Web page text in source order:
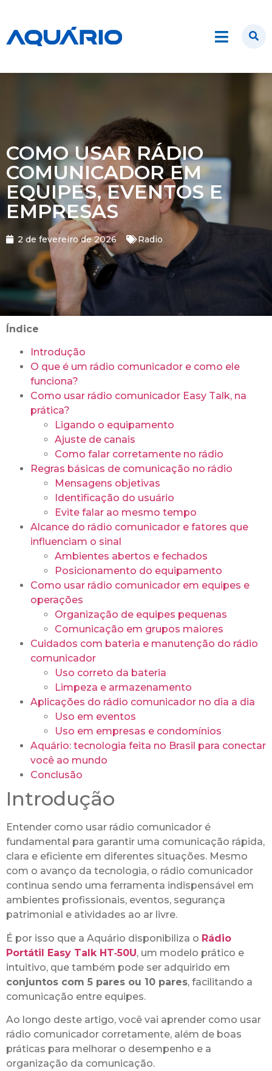
COMO USAR RÁDIO
COMUNICADOR EM
EQUIPES, EVENTOS E
EMPRESAS
2 de fevereiro de 2026 Radio
Índice
Introdução
O que é um rádio comunicador e como ele
funciona?
Como usar rádio comunicador Easy Talk, na
prática?
Ligando o equipamento
Ajuste de canais
Como falar corretamente no rádio
Regras básicas de comunicação no rádio
Mensagens objetivas
Identificação do usuário
Evite falar ao mesmo tempo
Alcance do rádio comunicador e fatores que
influenciam o sinal
Ambientes abertos e fechados
Posicionamento do equipamento
Como usar rádio comunicador em equipes e
operações
Organização de equipes pequenas
Comunicação em grupos maiores
Cuidados com bateria e manutenção do rádio
comunicador
Uso correto da bateria
Limpeza e armazenamento
Aplicações do rádio comunicador no dia a dia
Uso em eventos
Uso em empresas e condomínios
Aquário: tecnologia feita no Brasil para conectar
você ao mundo
Conclusão
Introdução
Entender como usar rádio comunicador é
fundamental para garantir uma comunicação rápida,
clara e eficiente em diferentes situações. Mesmo
com o avanço da tecnologia, o rádio comunicador
continua sendo uma ferramenta indispensável em
ambientes profissionais, eventos, segurança
patrimonial e atividades ao ar livre.
É por isso que a Aquário disponibiliza o Rádio
Portátil Easy Talk HT‑50U, um modelo prático e
intuitivo, que também pode ser adquirido em
conjuntos com 5 pares ou 10 pares, facilitando a
comunicação entre equipes.
Ao longo deste artigo, você vai aprender como usar
rádio comunicador corretamente, além de boas
práticas para melhorar o desempenho e a
organização da comunicação.